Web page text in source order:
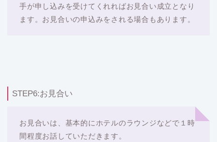
手が申し込みを受けてくれればお見合い成立となり
ます。お見合いの申込みをされる場合もあります。
STEP6:お見合い
お見合いは、基本的にホテルのラウンジなどで１時
間程度お話していただきます。